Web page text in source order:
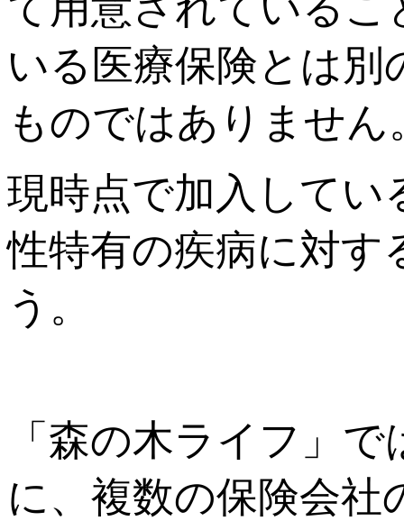
いる医療保険とは
ものではありません
現時点で加入してい
性特有の疾病に対
う。
「森の木ライフ」
に、複数の保険会